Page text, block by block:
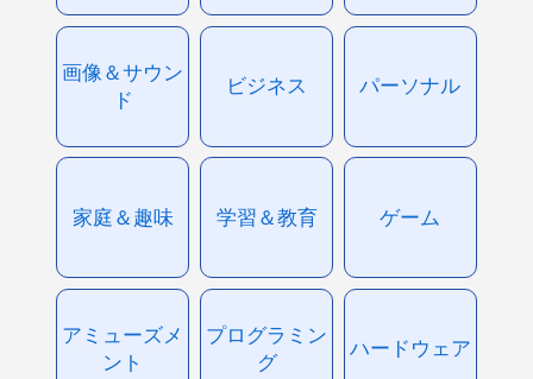
画像＆サウン
ド
ビジネス パーソナル
家庭＆趣味 学習＆教育 ゲーム
アミューズメ
ント
プログラミン
グ
ハードウェア